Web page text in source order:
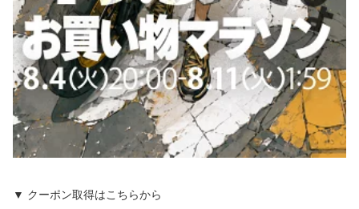
▼ クーポン取得はこちらから